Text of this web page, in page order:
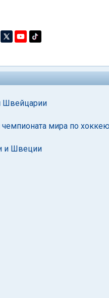
Швейцарии
мира по
и Швеции